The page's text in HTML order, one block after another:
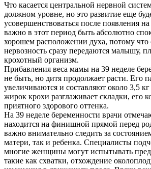
Что касается центральной нервной
должном уровне, но это развитие еще
усовершенствоваться после появления
важно в этот период быть абсолютно
хорошем расположении духа, потому что
нервозность сразу передаются малышу,
крохотный организм.
Прибавления веса мамы на 39 неделе
не быть, но дитя продолжает расти. Его
увеличиваются и составляют около 3,5
жирок крохи разглаживает складки, его
приятного здорового оттенка.
На 39 неделе беременности врачи
находится на финишной прямой перед
важно внимательно следить за
матери, так и ребенка. Специалисты
многие женщины могут испытывать
такие как схватки, отхождение